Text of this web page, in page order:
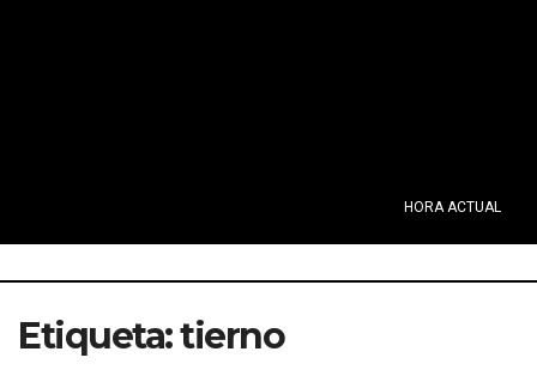
HORA ACTUAL
Etiqueta:tierno